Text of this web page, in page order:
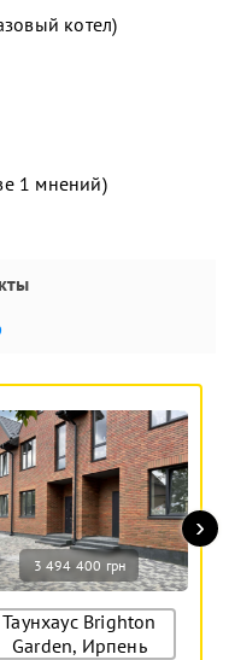
котел)
1 мнений)
3 494 400 грн
Таунхаус Brighton
Garden, Ирпень
›